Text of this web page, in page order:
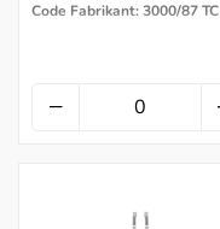
Code Fabrikant: 3000/87 TC